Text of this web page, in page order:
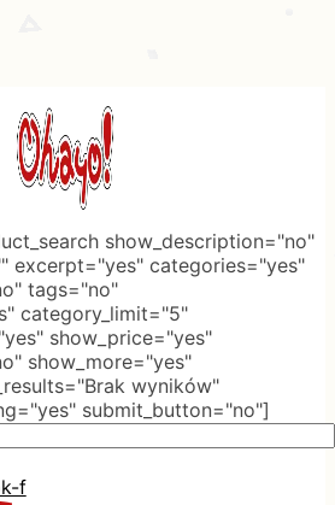
show_description="no"
excerpt="yes" categories="yes"
tags="no"
category_limit="5"
show_price="yes"
show_more="yes"
wyników"
submit_button="no"]
f